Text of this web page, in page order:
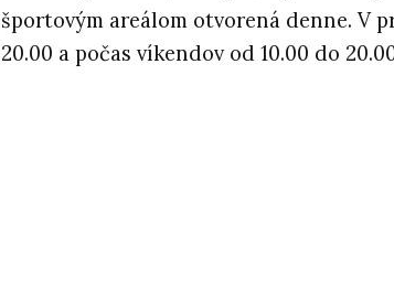
športovým areálom otvorená denne. V
20.00 a počas víkendov od 10.00 do